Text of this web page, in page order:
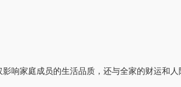
响家庭成员的生活品质，还与全家的财运和